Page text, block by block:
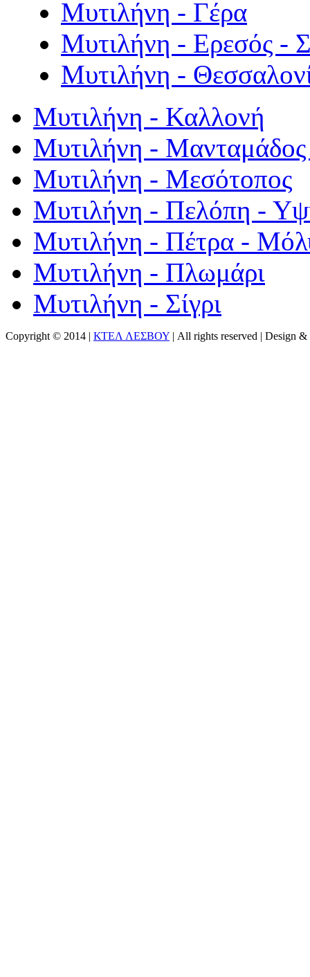
Μυτιλήνη - Γέρα
Μυτιλήνη - Ερεσός -
Μυτιλήνη -
Μυτιλήνη - Καλλονή
Μυτιλήνη - Μανταμάδος
Μυτιλήνη - Μεσότοπος
Μυτιλήνη - Πελόπη -
Μυτιλήνη - Πέτρα -
Μυτιλήνη - Πλωμάρι
Μυτιλήνη - Σίγρι
Copyright © 2014 | ΚΤΕΛ ΛΕΣΒΟΥ | All rights reserved | Design &